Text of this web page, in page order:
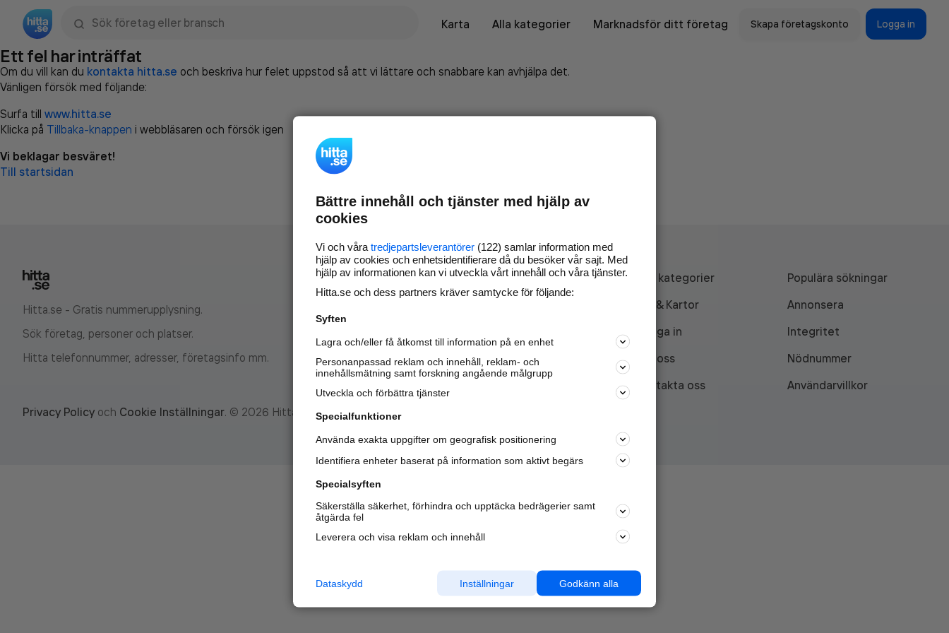
Karta
Alla kategorier Marknadsför ditt företag Skapa företagskonto Logga in
Ett fel har inträffat
Om du vill kan du kontakta hitta.se och beskriva hur felet uppstod så att vi lättare och snabbare kan avhjälpa det.
Vänligen försök med följande:
Surfa till www.hitta.se
Klicka på Tillbaka-knappen i webbläsaren och försök igen
Vi beklagar besväret!
Till startsidan
Hitta.se - Gratis nummerupplysning.
Sök företag, personer och platser.
Hitta telefonnummer, adresser, företagsinfo mm.
Marknadsför företaget på
nya kunder och
samarbetspartners nära dig.
Läs mer här
Alla kategorier
Populära sökningar
API & Kartor
Annonsera
Logga in
Integritet
Om oss
Nödnummer
Kontakta oss
Användarvillkor
Privacy Policy och Cookie Inställningar. © 2026 Hitta.se
Bättre innehåll och tjänster med hjälp av
cookies
Vi och våra tredjepartsleverantörer (122) samlar information med
hjälp av cookies och enhetsidentifierare då du besöker vår sajt. Med
hjälp av informationen kan vi utveckla vårt innehåll och våra tjänster.
Hitta.se och dess partners kräver samtycke för följande:
Syften
Lagra och/eller få åtkomst till information på en enhet
Personanpassad reklam och innehåll, reklam- och
innehållsmätning samt forskning angående målgrupp
Utveckla och förbättra tjänster
Specialfunktioner
Använda exakta uppgifter om geografisk positionering
Identifiera enheter baserat på information som aktivt begärs
Specialsyften
Säkerställa säkerhet, förhindra och upptäcka bedrägerier samt
åtgärda fel
Leverera och visa reklam och innehåll
Godkänn alla
Inställningar
Dataskydd